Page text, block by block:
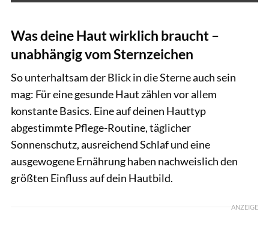
Was deine Haut wirklich braucht –
unabhängig vom Sternzeichen
So unterhaltsam der Blick in die Sterne auch sein
mag: Für eine gesunde Haut zählen vor allem
konstante Basics. Eine auf deinen Hauttyp
abgestimmte Pflege-Routine, täglicher
Sonnenschutz, ausreichend Schlaf und eine
ausgewogene Ernährung haben nachweislich den
größten Einfluss auf dein Hautbild.
ANZEIGE